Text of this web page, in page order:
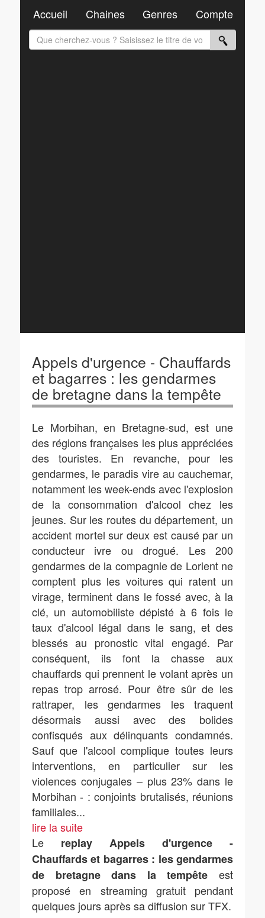
Appels d'urgence - Chauffards
et bagarres : les gendarmes
de bretagne dans la tempête
Le Morbihan, en Bretagne-sud, est une
des régions françaises les plus appréciées
des touristes. En revanche, pour les
gendarmes, le paradis vire au cauchemar,
notamment les week-ends avec l'explosion
de la consommation d'alcool chez les
jeunes. Sur les routes du département, un
accident mortel sur deux est causé par un
conducteur ivre ou drogué. Les 200
gendarmes de la compagnie de Lorient ne
comptent plus les voitures qui ratent un
virage, terminent dans le fossé avec, à la
clé, un automobiliste dépisté à 6 fois le
taux d'alcool légal dans le sang, et des
blessés au pronostic vital engagé. Par
conséquent, ils font la chasse aux
chauffards qui prennent le volant après un
repas trop arrosé. Pour être sûr de les
rattraper, les gendarmes les traquent
désormais aussi avec des bolides
confisqués aux délinquants condamnés.
Sauf que l'alcool complique toutes leurs
interventions, en particulier sur les
violences conjugales – plus 23% dans le
Morbihan - : conjoints brutalisés, réunions
familiales...
lire la suite
Le replay Appels d'urgence -
Chauffards et bagarres : les gendarmes
de bretagne dans la tempête est
proposé en streaming gratuit pendant
quelques jours après sa diffusion sur TFX.
Accueil Chaines Genres Compte